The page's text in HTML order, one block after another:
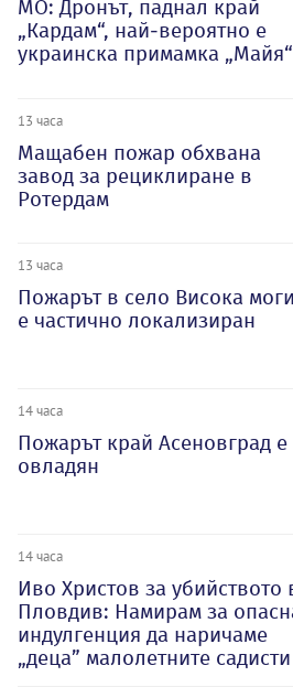
МО: Дронът, паднал край
„Кардам“, най-вероятно е
украинска примамка „Майя“
13 часа
Мащабен пожар обхвана
завод за рециклиране в
Ротердам
13 часа
Пожарът в село Висока
е частично локализиран
14 часа
Пожарът край Асеновград е
овладян
14 часа
Иво Христов за убийството
Пловдив: Намирам за
индулгенция да наричаме
„деца” малолетните садисти